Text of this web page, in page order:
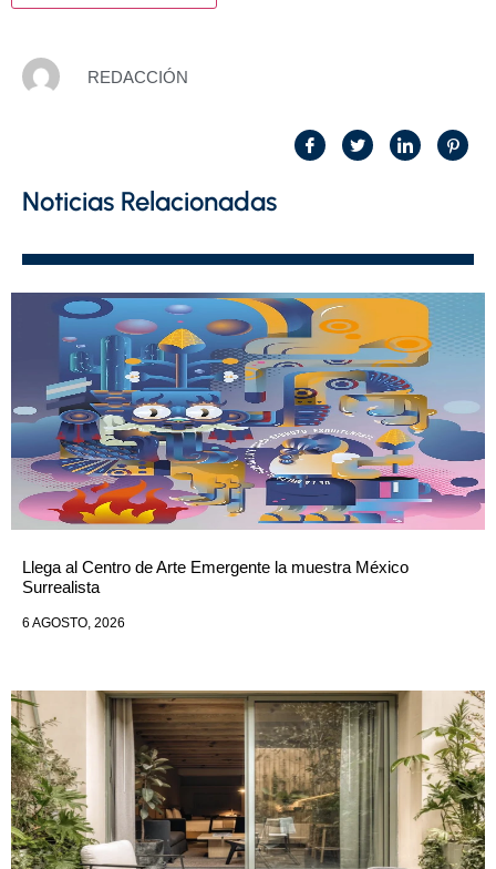
REDACCIÓN
Noticias Relacionadas
Llega al Centro de Arte Emergente la muestra México
Surrealista
6 AGOSTO, 2026